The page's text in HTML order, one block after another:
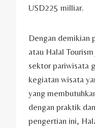
USD225 milliar.
Dengan demikian
atau Halal
sektor pariwisata
kegiatan wisata
yang
dengan praktik
pengertian ini,